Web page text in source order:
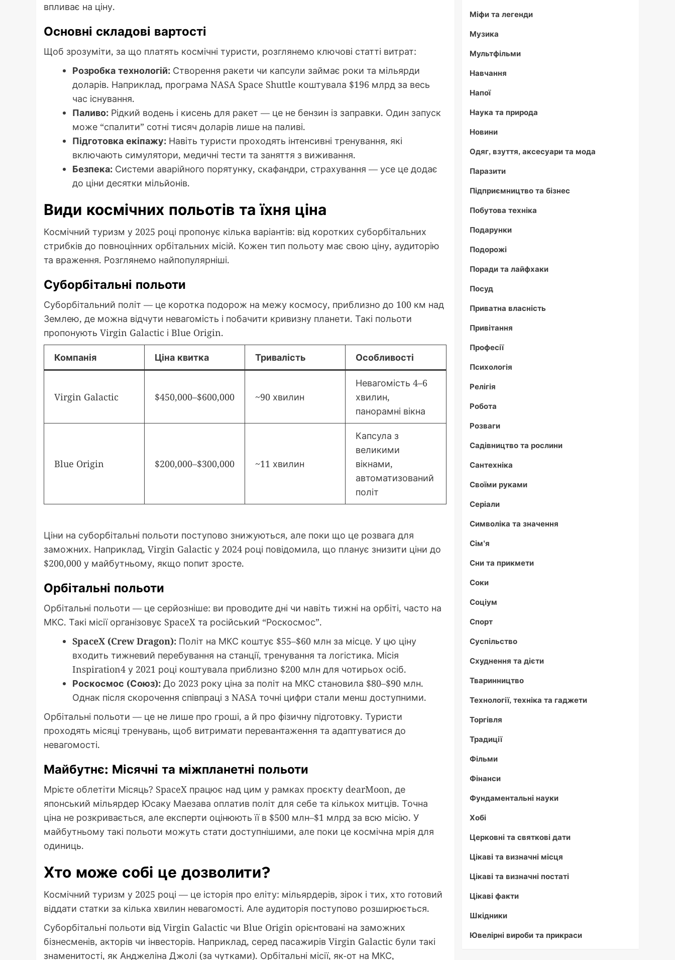
впливає на ціну.
Основні складові вартості
Щоб зрозуміти, за що платять космічні туристи, розглянемо ключові статті витрат:
Розробка технологій: Створення ракети чи капсули займає роки та мільярди
доларів. Наприклад, програма NASA Space Shuttle коштувала $196 млрд за весь
час існування.
Паливо: Рідкий водень і кисень для ракет — це не бензин із заправки. Один запуск
може “спалити” сотні тисяч доларів лише на паливі.
Підготовка екіпажу: Навіть туристи проходять інтенсивні тренування, які
включають симулятори, медичні тести та заняття з виживання.
Безпека: Системи аварійного порятунку, скафандри, страхування — усе це додає
до ціни десятки мільйонів.
Види космічних польотів та їхня ціна
Космічний туризм у 2025 році пропонує кілька варіантів: від коротких суборбітальних
стрибків до повноцінних орбітальних місій. Кожен тип польоту має свою ціну, аудиторію
та враження. Розглянемо найпопулярніші.
Суборбітальні польоти
Суборбітальний політ — це коротка подорож на межу космосу, приблизно до 100 км над
Землею, де можна відчути невагомість і побачити кривизну планети. Такі польоти
пропонують Virgin Galactic і Blue Origin.
Компанія Ціна квитка Тривалість Особливості
Virgin Galactic $450,000–$600,000 ~90 хвилин
Невагомість 4–6
хвилин,
панорамні вікна
Blue Origin $200,000–$300,000 ~11 хвилин
Капсула з
великими
вікнами,
автоматизований
політ
Ціни на суборбітальні польоти поступово знижуються, але поки що це розвага для
заможних. Наприклад, Virgin Galactic у 2024 році повідомила, що планує знизити ціни до
$200,000 у майбутньому, якщо попит зросте.
Орбітальні польоти
Орбітальні польоти — це серйозніше: ви проводите дні чи навіть тижні на орбіті, часто на
МКС. Такі місії організовує SpaceX та російський “Роскосмос”.
SpaceX (Crew Dragon): Політ на МКС коштує $55–$60 млн за місце. У цю ціну
входить тижневий перебування на станції, тренування та логістика. Місія
Inspiration4 у 2021 році коштувала приблизно $200 млн для чотирьох осіб.
Роскосмос (Союз): До 2023 року ціна за політ на МКС становила $80–$90 млн.
Однак після скорочення співпраці з NASA точні цифри стали менш доступними.
Орбітальні польоти — це не лише про гроші, а й про фізичну підготовку. Туристи
проходять місяці тренувань, щоб витримати перевантаження та адаптуватися до
невагомості.
Майбутнє: Місячні та міжпланетні польоти
Мрієте облетіти Місяць? SpaceX працює над цим у рамках проєкту dearMoon, де
японський мільярдер Юсаку Маезава оплатив політ для себе та кількох митців. Точна
ціна не розкривається, але експерти оцінюють її в $500 млн–$1 млрд за всю місію. У
майбутньому такі польоти можуть стати доступнішими, але поки це космічна мрія для
одиниць.
Хто може собі це дозволити?
Космічний туризм у 2025 році — це історія про еліту: мільярдерів, зірок і тих, хто готовий
віддати статки за кілька хвилин невагомості. Але аудиторія поступово розширюється.
Суборбітальні польоти від Virgin Galactic чи Blue Origin орієнтовані на заможних
бізнесменів, акторів чи інвесторів. Наприклад, серед пасажирів Virgin Galactic були такі
знаменитості, як Анджеліна Джолі (за чутками). Орбітальні місії, як-от на МКС,
Міфи та легенди
Музика
Мультфільми
Навчання
Напої
Наука та природа
Новини
Одяг, взуття, аксесуари та мода
Паразити
Підприємництво та бізнес
Побутова техніка
Подарунки
Подорожі
Поради та лайфхаки
Посуд
Приватна власність
Привітання
Професії
Психологія
Релігія
Робота
Розваги
Садівництво та рослини
Сантехніка
Своїми руками
Серіали
Символіка та значення
Сім'я
Сни та прикмети
Соки
Соціум
Спорт
Суспільство
Схуднення та дієти
Тваринництво
Технології, техніка та гаджети
Торгівля
Традиції
Фільми
Фінанси
Фундаментальні науки
Хобі
Церковні та святкові дати
Цікаві та визначні місця
Цікаві та визначні постаті
Цікаві факти
Шкідники
Ювелірні вироби та прикраси